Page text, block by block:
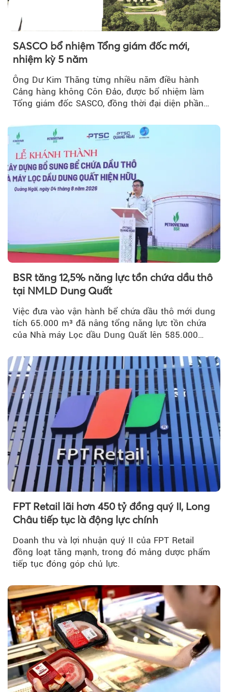
SASCO bổ nhiệm Tổng giám đốc mới,
nhiệm kỳ 5 năm
Ông Dư Kim Thăng từng nhiều năm điều hành
Cảng hàng không Côn Đảo, được bổ nhiệm làm
Tổng giám đốc SASCO, đồng thời đại diện phần
BSR tăng 12,5% năng lực tồn chứa dầu thô
tại NMLD Dung Quất
Việc đưa vào vận hành bể chứa dầu thô mới dung
tích 65.000 m³ đã nâng tổng năng lực tồn chứa
của Nhà máy Lọc dầu Dung Quất lên 585.000
FPT Retail lãi hơn 450 tỷ đồng quý II, Long
Châu tiếp tục là động lực chính
Doanh thu và lợi nhuận quý II của FPT Retail
đồng loạt tăng mạnh, trong đó mảng dược phẩm
tiếp tục đóng góp chủ lực.